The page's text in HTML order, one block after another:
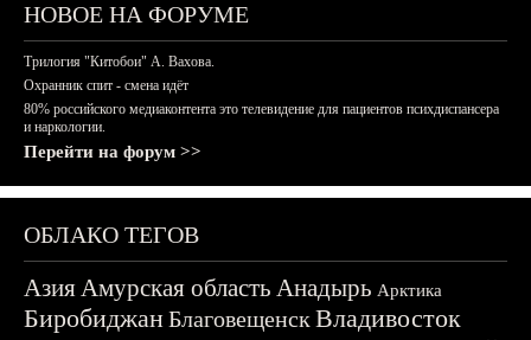
НОВОЕ НА ФОРУМЕ
Трилогия "Китобои" А. Вахова.
Охранник спит - смена идёт
80% российского медиаконтента это телевидение для пациентов психдиспансера
и наркологии.
Перейти на форум >>
ОБЛАКО ТЕГОВ
АзияАмурская область Анадырь Арктика
БиробиджанБлаговещенскВладивосток